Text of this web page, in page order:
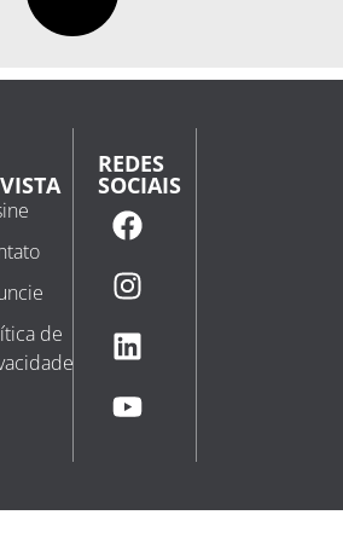
de
REDES
SOCIAIS